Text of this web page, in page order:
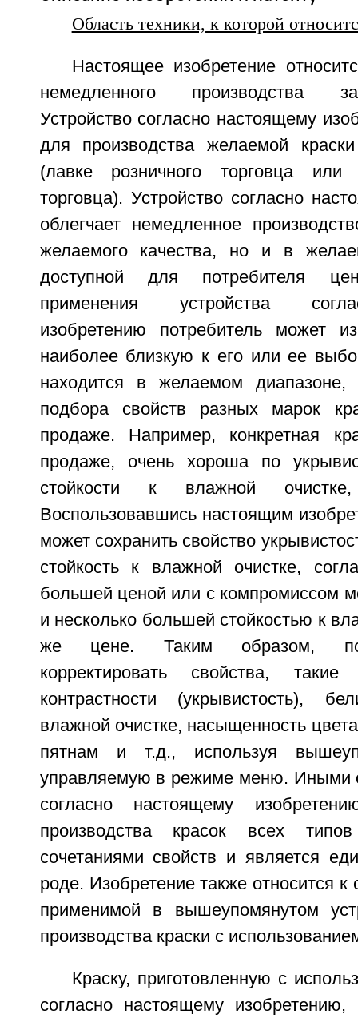
Область техники, к которой
Настоящее изобретение
немедленного производства
Устройство согласно настоящему
для производства желаемой
(лавке розничного торговца или
торговца). Устройство согласно
облегчает немедленное
желаемого качества, но и в
доступной для потребителя
применения устройства
изобретению потребитель может
наиболее близкую к его или ее
находится в желаемом
подбора свойств разных марок
продаже. Например, конкретная
продаже, очень хороша по
стойкости к влажной
Воспользовавшись настоящим
может сохранить свойство
стойкость к влажной очистке,
большей ценой или с компромиссом
и несколько большей стойкостью к
же цене. Таким образом,
корректировать свойства,
контрастности (укрывистость),
влажной очистке, насыщенность
пятнам и т.д., используя
управляемую в режиме меню. Иными
согласно настоящему
производства красок всех
сочетаниями свойств и является
роде. Изобретение также относится к
применимой в вышеупомянутом
производства краски с
Краску, приготовленную с
согласно настоящему